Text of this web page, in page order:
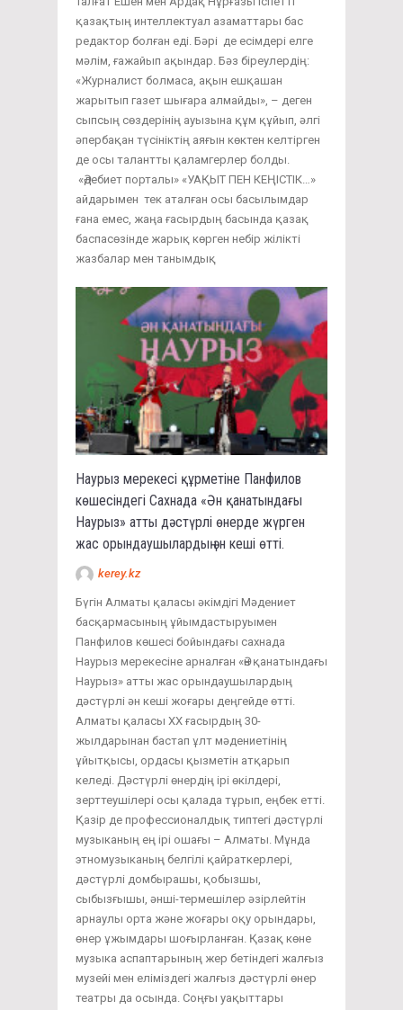
қазақтың интеллектуал азаматтары бас
редактор болған еді. Бәрі де есімдері елге
мәлім, ғажайып ақындар. Бәз біреулердің:
«Журналист болмаса, ақын ешқашан
жарытып газет шығара алмайды», – деген
сыпсың сөздерінің ауызына құм құйып, әлгі
әпербақан түсініктің аяғын көктен келтірген
де осы талантты қаламгерлер болды.
«Әдебиет порталы» «УАҚЫТ ПЕН КЕҢІСТІК…»
айдарымен тек аталған осы басылымдар
ғана емес, жаңа ғасырдың басында қазақ
баспасөзінде жарық көрген небір жілікті
жазбалар мен танымдық
Наурыз мерекесі құрметіне Панфилов
көшесіндегі Сахнада «Ән қанатындағы
Наурыз» атты дәстүрлі өнерде жүрген
жас орындаушылардың ән кеші өтті.
kerey.kz
Бүгін Алматы қаласы әкімдігі Мәдениет
басқармасының ұйымдастыруымен
Панфилов көшесі бойындағы сахнада
Наурыз мерекесіне арналған «Ән қанатындағы
Наурыз» атты жас орындаушылардың
дәстүрлі ән кеші жоғары деңгейде өтті.
Алматы қаласы ХХ ғасырдың 30-
жылдарынан бастап ұлт мәдениетінің
ұйытқысы, ордасы қызметін атқарып
келеді. Дәстүрлі өнердің ірі өкілдері,
зерттеушілері осы қалада тұрып, еңбек етті.
Қазір де профессионалдық типтегі дәстүрлі
музыканың ең ірі ошағы – Алматы. Мұнда
этномузыканың белгілі қайраткерлері,
дәстүрлі домбырашы, қобызшы,
сыбызғышы, әнші-термешілер әзірлейтін
арнаулы орта және жоғары оқу орындары,
өнер ұжымдары шоғырланған. Қазақ көне
музыка аспаптарының жер бетіндегі жалғыз
музейі мен еліміздегі жалғыз дәстүрлі өнер
театры да осында. Соңғы уақыттары